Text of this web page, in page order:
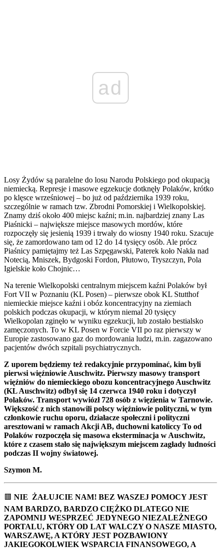
ad
Losy Żydów są paralelne do losu Narodu Polskiego pod okupacją
niemiecką. Represje i masowe egzekucje dotknęły Polaków, krótko
po klęsce wrześniowej – bo już od października 1939 roku,
szczególnie w ramach tzw. Zbrodni Pomorskiej i Wielkopolskiej.
Znamy dziś około 400 miejsc kaźni; m.in. najbardziej znany Las
Piaśnicki – największe miejsce masowych mordów, które
rozpoczęły się jesienią 1939 i trwały do wiosny 1940 roku. Szacuje
się, że zamordowano tam od 12 do 14 tysięcy osób. Ale prócz
Piaśnicy pamiętajmy też Las Szpęgawski, Paterek koło Nakła nad
Notecią, Mniszek, Bydgoski Fordon, Płutowo, Tryszczyn, Pola
Igielskie koło Chojnic…
Na terenie Wielkopolski centralnym miejscem kaźni Polaków był
Fort VII w Poznaniu (KL Posen) – pierwsze obok KL Stutthof
niemieckie miejsce kaźni i obóz koncentracyjny na ziemiach
polskich podczas okupacji, w którym niemal 20 tysięcy
Wielkopolan zginęło w wyniku egzekucji, lub zostało bestialsko
zamęczonych. To w KL Posen w Forcie VII po raz pierwszy w
Europie zastosowano gaz do mordowania ludzi, m.in. zagazowano
pacjentów dwóch szpitali psychiatrycznych.
Z uporem będziemy też redakcyjnie przypominać, kim byli
pierwsi więźniowie Auschwitz. Pierwszy masowy transport
więźniów do niemieckiego obozu koncentracyjnego Auschwitz
(KL Auschwitz) odbył się 14 czerwca 1940 roku i dotyczył
Polaków. Transport wywiózł 728 osób z więzienia w Tarnowie.
Większość z nich stanowili polscy więźniowie polityczni, w tym
członkowie ruchu oporu, działacze społeczni i polityczni
aresztowani w ramach Akcji AB, duchowni katoliccy To od
Polaków rozpoczęła się masowa eksterminacja w Auschwitz,
które z czasem stało się największym miejscem zagłady ludności
podczas II wojny światowej.
Szymon M.
🟥 NIE ŻAŁUJCIE NAM! BEZ WASZEJ POMOCY JEST
NAM BARDZO, BARDZO CIĘŻKO DLATEGO NIE
ZAPOMNIJ WESPRZEĆ JEDYNEGO NIEZALEŻNEGO
PORTALU, KTÓRY OD LAT WALCZY O NASZE MIASTO,
WARSZAWĘ, A KTÓRY JEST POZBAWIONY
JAKIEGOKOLWIEK WSPARCIA FINANSOWEGO, A